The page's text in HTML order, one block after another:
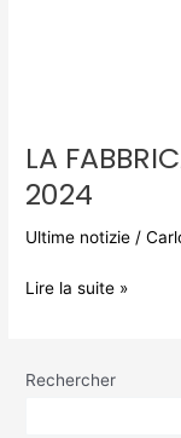
LA
2024
Ultime notizie /
AVA
au
Coverings
2024
Lire la suite »
Rechercher